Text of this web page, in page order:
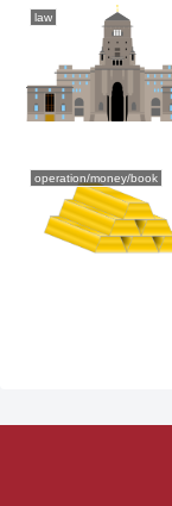
law
operation/money/book